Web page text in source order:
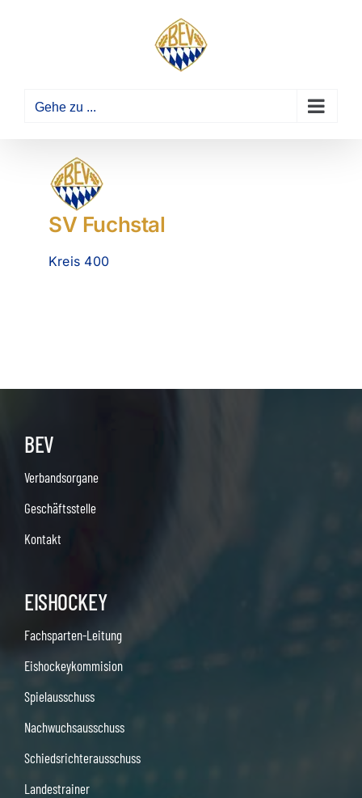
Gehe zu ...
SV Fuchstal
Kreis 400
BEV
Verbandsorgane
Geschäftsstelle
Kontakt
EISHOCKEY
Fachsparten-Leitung
Eishockeykommision
Spielausschuss
Nachwuchsausschuss
Schiedsrichterausschuss
Landestrainer